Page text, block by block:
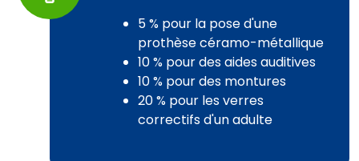
5 % pour la pose d'une
prothèse céramo-métallique
10 % pour des aides auditives
10 % pour des montures
20 % pour les verres
correctifs d'un adulte